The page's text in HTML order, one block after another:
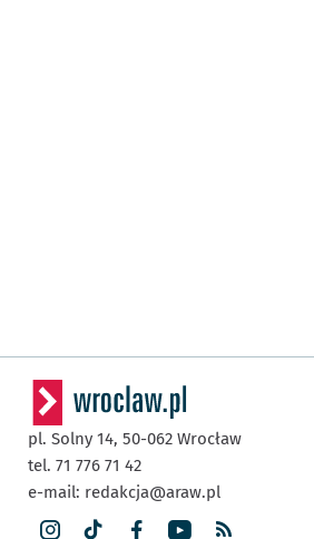
pl. Solny 14, 50-062 Wrocław
tel. 71 776 71 42
e-mail: redakcja@araw.pl